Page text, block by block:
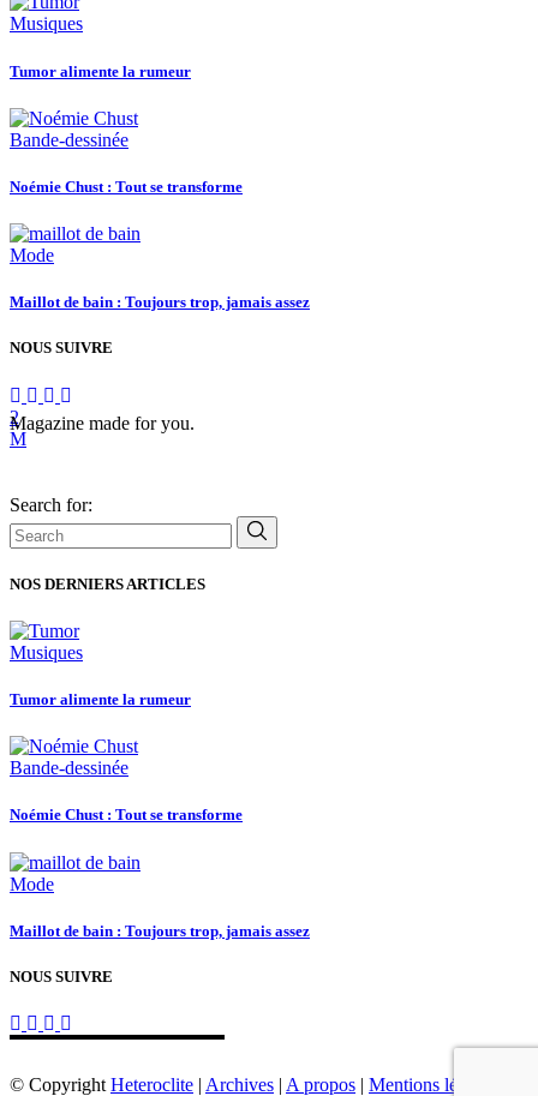
Musiques
Tumor alimente la rumeur
Bande-dessinée
Noémie Chust : Tout se transforme
Mode
Maillot de bain : Toujours trop, jamais assez
NOUS SUIVRE
Magazine made for you.
Search for:
NOS DERNIERS ARTICLES
Musiques
Tumor alimente la rumeur
Bande-dessinée
Noémie Chust : Tout se transforme
Mode
Maillot de bain : Toujours trop, jamais assez
NOUS SUIVRE
© Copyright Heteroclite | Archives | A propos | Mentions légales